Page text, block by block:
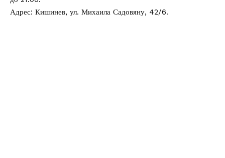
Адрес: Кишинев, ул. Михаила Садовяну, 42/6.